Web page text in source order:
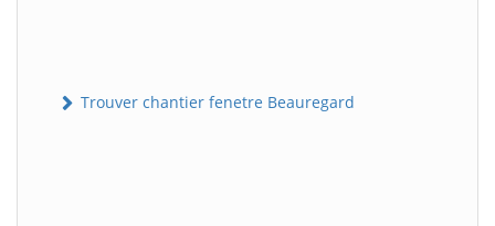
Trouver chantier fenetre Beauregard